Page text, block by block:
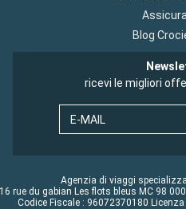
Blog
ricevi le migliori
E-MAIL
Agenzia di viaggi
16 rue du gabian Les flots bleus MC 98
Codice Fiscale : 96072370180